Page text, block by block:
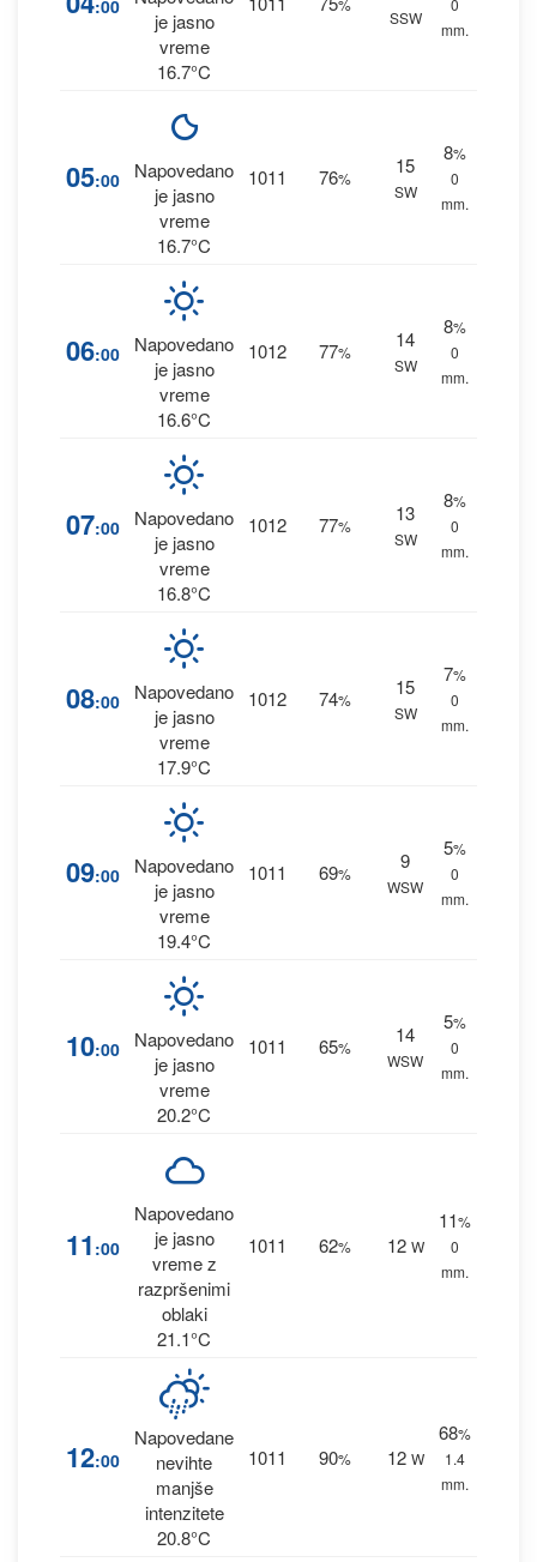
:00
je jasno
vreme
16.7°C
%
SSW
0
mm.
05:00
Napovedano
je jasno
vreme
16.7°C
1011 76%
15
SW
8%
0
mm.
06:00
Napovedano
je jasno
vreme
16.6°C
1012 77%
14
SW
8%
0
mm.
07:00
Napovedano
je jasno
vreme
16.8°C
1012 77%
13
SW
8%
0
mm.
08:00
Napovedano
je jasno
vreme
17.9°C
1012 74%
15
SW
7%
0
mm.
09:00
Napovedano
je jasno
vreme
19.4°C
1011 69%
9
WSW
5%
0
mm.
10:00
Napovedano
je jasno
vreme
20.2°C
1011 65%
14
WSW
5%
0
mm.
11 :00
Napovedano
je jasno
vreme z
razpršenimi
oblaki
21.1°C
1011 62% 12 W
11%
0
mm.
12:00
Napovedane
nevihte
manjše
intenzitete
20.8°C
1011 90% 12 W
68%
1.4
mm.